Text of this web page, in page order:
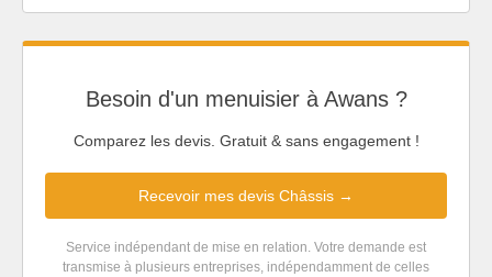
Besoin d'un menuisier à Awans ?
Comparez les devis. Gratuit & sans engagement !
Recevoir mes devis Châssis →
Service indépendant de mise en relation. Votre demande est
transmise à plusieurs entreprises, indépendamment de celles